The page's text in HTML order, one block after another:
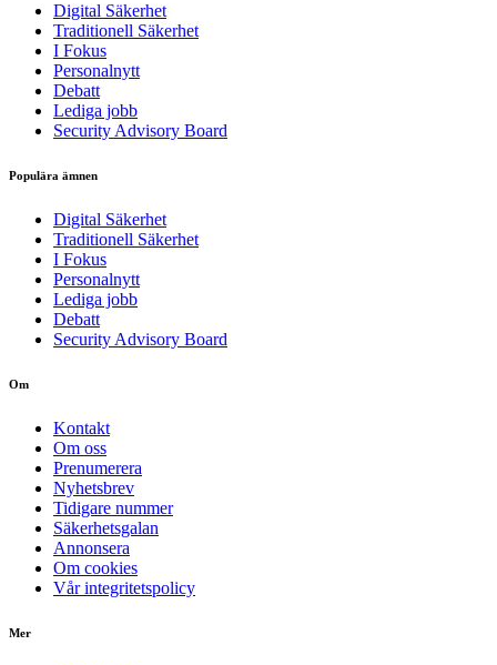
Digital Säkerhet
Traditionell Säkerhet
I Fokus
Personalnytt
Debatt
Lediga jobb
Security Advisory Board
Populära ämnen
Digital Säkerhet
Traditionell Säkerhet
I Fokus
Personalnytt
Lediga jobb
Debatt
Security Advisory Board
Om
Kontakt
Om oss
Prenumerera
Nyhetsbrev
Tidigare nummer
Säkerhetsgalan
Annonsera
Om cookies
Vår integritetspolicy
Mer